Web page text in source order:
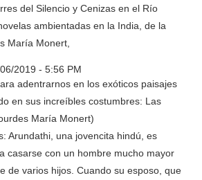
del Silencio y Cenizas en el Río
ambientadas en la India, de la
María Monert,
2019 - 5:56 PM
adentrarnos en los exóticos paisajes
en sus increíbles costumbres: Las
María Monert)
Arundathi, una jovencita hindú, es
casarse con un hombre mucho mayor
de varios hijos. Cuando su esposo, que